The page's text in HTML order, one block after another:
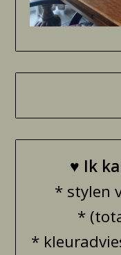
♥ Ik
* stylen
*
*